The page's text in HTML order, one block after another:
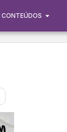
CONTEÚDOS